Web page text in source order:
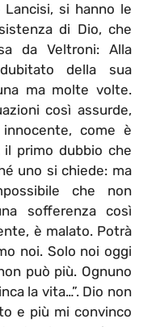
si hanno le
di Dio, che
da Veltroni: Alla
della sua
ma molte volte.
così assurde,
come è
primo dubbio che
uno si chiede: ma
che non
sofferenza così
è malato. Potrà
noi. Solo noi oggi
può più. Ognuno
la vita…”. Dio non
e più mi convinco